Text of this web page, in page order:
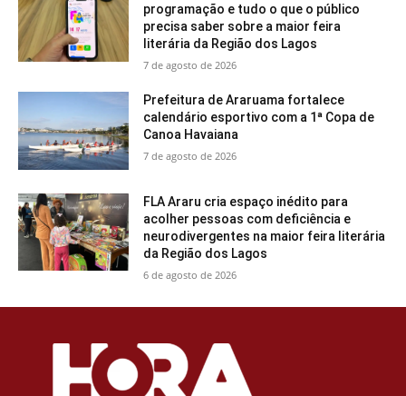
programação e tudo o que o público
precisa saber sobre a maior feira
literária da Região dos Lagos
7 de agosto de 2026
Prefeitura de Araruama fortalece
calendário esportivo com a 1ª Copa de
Canoa Havaiana
7 de agosto de 2026
FLA Araru cria espaço inédito para
acolher pessoas com deficiência e
neurodivergentes na maior feira literária
da Região dos Lagos
6 de agosto de 2026